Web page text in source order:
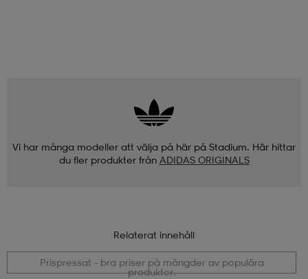
Vi har många modeller att välja på här på Stadium. Här hittar
du fler produkter från ADIDAS ORIGINALS
Relaterat innehåll
Prispressat - bra priser på mängder av populära
produkter.